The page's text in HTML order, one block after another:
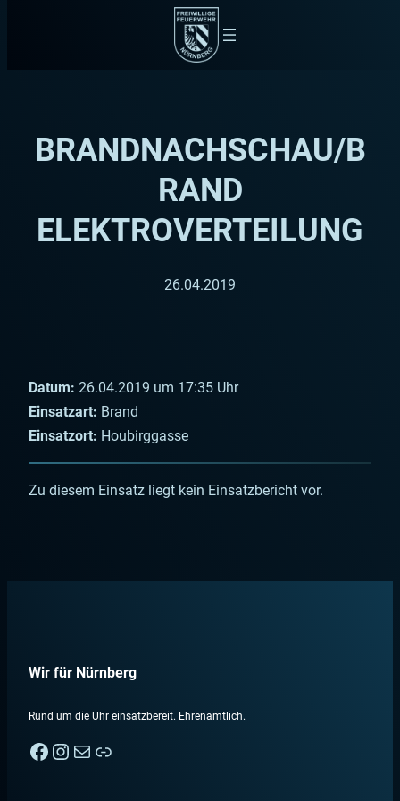
BRANDNACHSCHAU/B
RAND
ELEKTROVERTEILUNG
26.04.2019
Datum: 26.04.2019 um 17:35 Uhr
Einsatzart: Brand
Einsatzort: Houbirggasse
Zu diesem Einsatz liegt kein Einsatzbericht vor.
Wir für Nürnberg
Rund um die Uhr einsatzbereit. Ehrenamtlich.
Facebook Instagram E-Mail Nebenan